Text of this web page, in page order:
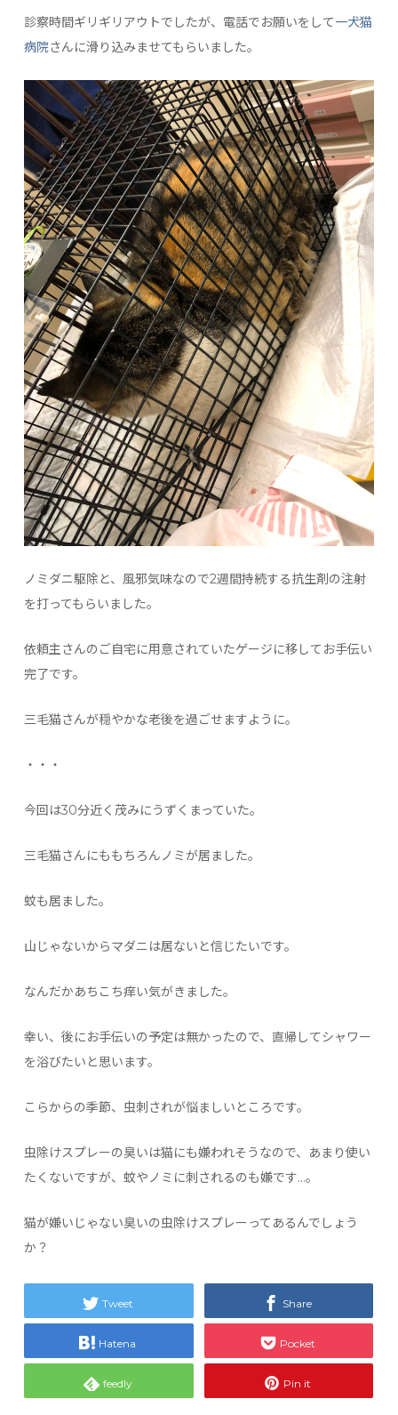
診察時間ギリギリアウトでしたが、電話でお願いをして一犬猫
病院さんに滑り込みませてもらいました。
ノミダニ駆除と、風邪気味なので2週間持続する抗生剤の注射
を打ってもらいました。
依頼主さんのご自宅に用意されていたゲージに移してお手伝い
完了です。
三毛猫さんが穏やかな老後を過ごせますように。
・・・
今回は30分近く茂みにうずくまっていた。
三毛猫さんにももちろんノミが居ました。
蚊も居ました。
山じゃないからマダニは居ないと信じたいです。
なんだかあちこち痒い気がきました。
幸い、後にお手伝いの予定は無かったので、直帰してシャワー
を浴びたいと思います。
こらからの季節、虫刺されが悩ましいところです。
虫除けスプレーの臭いは猫にも嫌われそうなので、あまり使い
たくないですが、蚊やノミに刺されるのも嫌です…。
猫が嫌いじゃない臭いの虫除けスプレーってあるんでしょう
か？
Tweet Share
Hatena Pocket
feedly Pin it